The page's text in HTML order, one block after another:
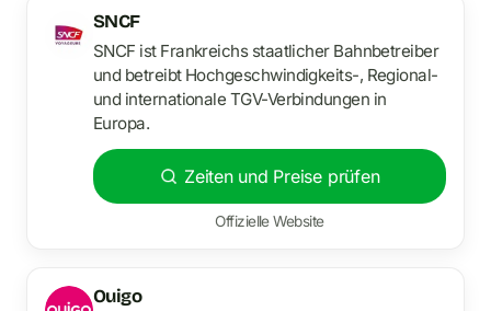
SNCF
SNCF ist Frankreichs staatlicher Bahnbetreiber
und betreibt Hochgeschwindigkeits-, Regional-
und internationale TGV-Verbindungen in
Europa.
Zeiten und Preise prüfen
Offizielle Website
Ouigo